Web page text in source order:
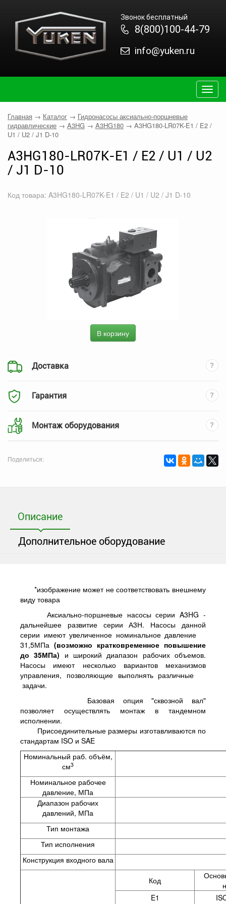
Звонок бесплатный
8(800)100-44-79
info@yuken.ru
Главная → Каталог → Гидронасосы аксиально-поршневые
гидравлические → A3HG → A3HG180 → A3HG180-LR07K-E1 / E2 /
U1 / U2 / J1 D-10
A3HG180-LR07K-E1 / E2 / U1 / U2
/ J1 D-10
Код товара: A3HG180-LR07K-E1 / E2 / U1 / U2 / J1 D-10
В корзину
Доставка
Гарантия
Монтаж оборудования
Поделиться:
Описание
Дополнительное оборудование
*изображение может не соответствовать внешнему
виду товара
Аксиально-поршневые насосы серии A3HG -
дальнейшее развитие серии А3Н. Насосы данной
серии имеют увеличенное номинальное давление
31,5МПа (возможно кратковременное повышение
до 35МПа) и широкий диапазон рабочих объемов.
Насосы имеют несколько вариантов механизмов
управления, позволяющие выполнять различные
задачи.
Базовая опция "сквозной вал"
позволяет осуществлять монтаж в тандемном
исполнении.
Присоединительные размеры изготавливаются по
стандартам ISO и SAE
Номинальный раб. объём,
см3
Номинальное рабочее
давление, МПа
Диапазон рабочих
давлений, МПа
Тип монтажа
Тип исполнения
Конструкция входного вала
Код
E1